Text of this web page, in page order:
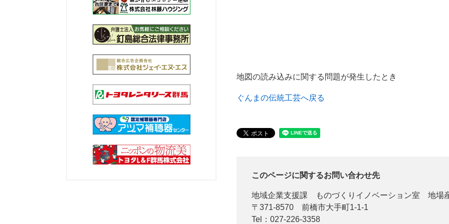
地図の読み込みに関する問題が発生したとき
ぐんまの伝統工芸へ戻る
このページに関するお問い合わせ先
地域企業支援課
ものづくりイノベーション室 地場
〒371-8570
前橋市大手町1-1-1
Tel：027-226-3358